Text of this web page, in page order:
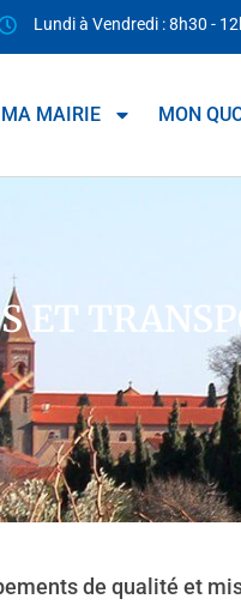
Lundi à Vendredi : 8h30 -
MA MAIRIE MON
ET
de qualité et